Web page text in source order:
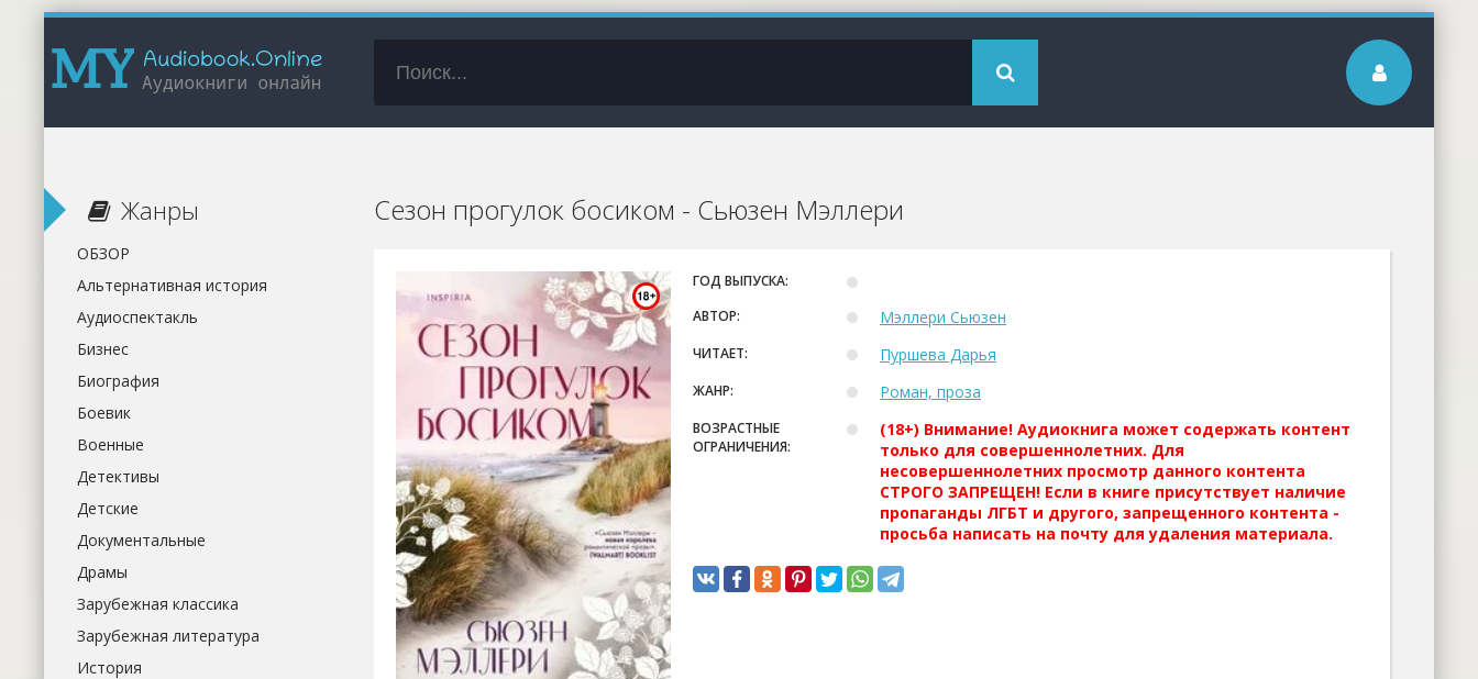
Сезон прогулок босиком - Сьюзен Мэллери
ГОД ВЫПУСКА:
АВТОР:
Мэллери Сьюзен
ЧИТАЕТ: Пуршева Дарья
ЖАНР: Роман, проза
ВОЗРАСТНЫЕ
ОГРАНИЧЕНИЯ:
(18+) Внимание! Аудиокнига может содержать контент
только для совершеннолетних. Для
несовершеннолетних просмотр данного контента
СТРОГО ЗАПРЕЩЕН! Если в книге присутствует наличие
пропаганды ЛГБТ и другого, запрещенного контента -
просьба написать на почту для удаления материала.
Жанры
ОБЗОР
Альтернативная история
Аудиоспектакль
Бизнес
Биография
Боевик
Военные
Детективы
Детские
Документальные
Драмы
Зарубежная классика
Зарубежная литература
История